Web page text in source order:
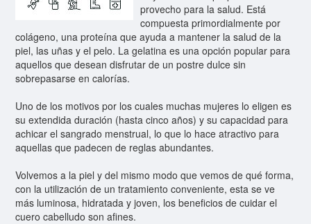
provecho para la salud. Está
compuesta primordialmente por
colágeno, una proteína que ayuda a mantener la salud de la
piel, las uñas y el pelo. La gelatina es una opción popular para
aquellos que desean disfrutar de un postre dulce sin
sobrepasarse en calorías.
Uno de los motivos por los cuales muchas mujeres lo eligen es
su extendida duración (hasta cinco años) y su capacidad para
achicar el sangrado menstrual, lo que lo hace atractivo para
aquellas que padecen de reglas abundantes.
Volvemos a la piel y del mismo modo que vemos de qué forma,
con la utilización de un tratamiento conveniente, esta se ve
más luminosa, hidratada y joven, los beneficios de cuidar el
cuero cabelludo son afines.